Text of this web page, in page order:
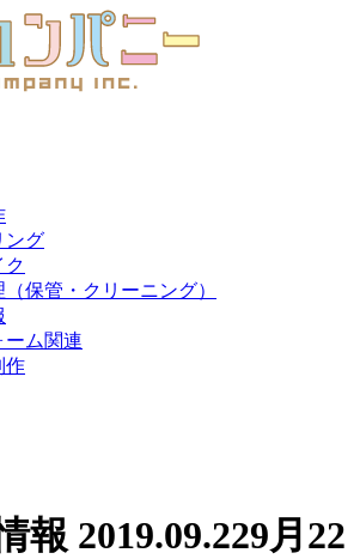
ング
ク
保管・クリーニング）
ーム関連
作
報 2019.09.229月22